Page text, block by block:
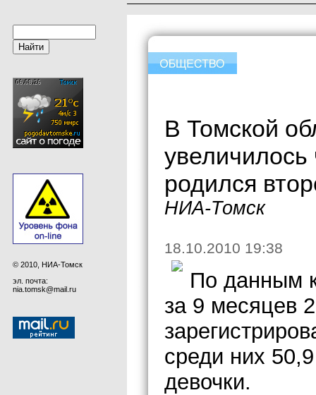
© 2010, НИА-Томск
эл. почта:
nia.tomsk@mail.ru
В Томской
родился
НИА-Томск
18.10.2010 19:38
По данным
за 9 месяцев
среди них
девочки.